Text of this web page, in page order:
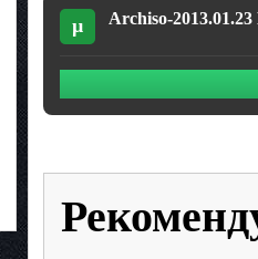
µ Archiso-